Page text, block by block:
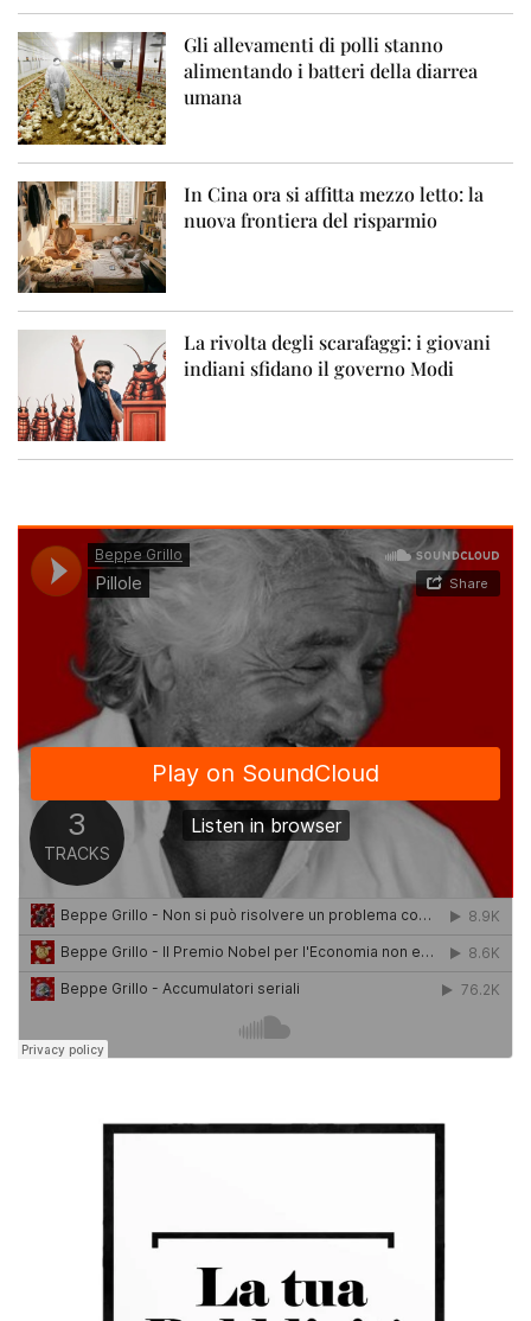
Gli allevamenti di polli stanno
alimentando i batteri della diarrea
umana
In Cina ora si affitta mezzo letto: la
nuova frontiera del risparmio
La rivolta degli scarafaggi: i giovani
indiani sfidano il governo Modi